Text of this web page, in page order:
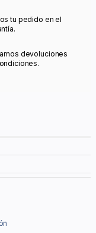
tu pedido en el
devoluciones